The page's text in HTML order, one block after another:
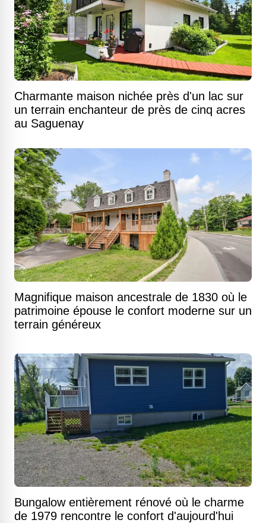
Charmante maison nichée près d'un lac sur
un terrain enchanteur de près de cinq acres
au Saguenay
Magnifique maison ancestrale de 1830 où le
patrimoine épouse le confort moderne sur un
terrain généreux
Bungalow entièrement rénové où le charme
de 1979 rencontre le confort d'aujourd'hui